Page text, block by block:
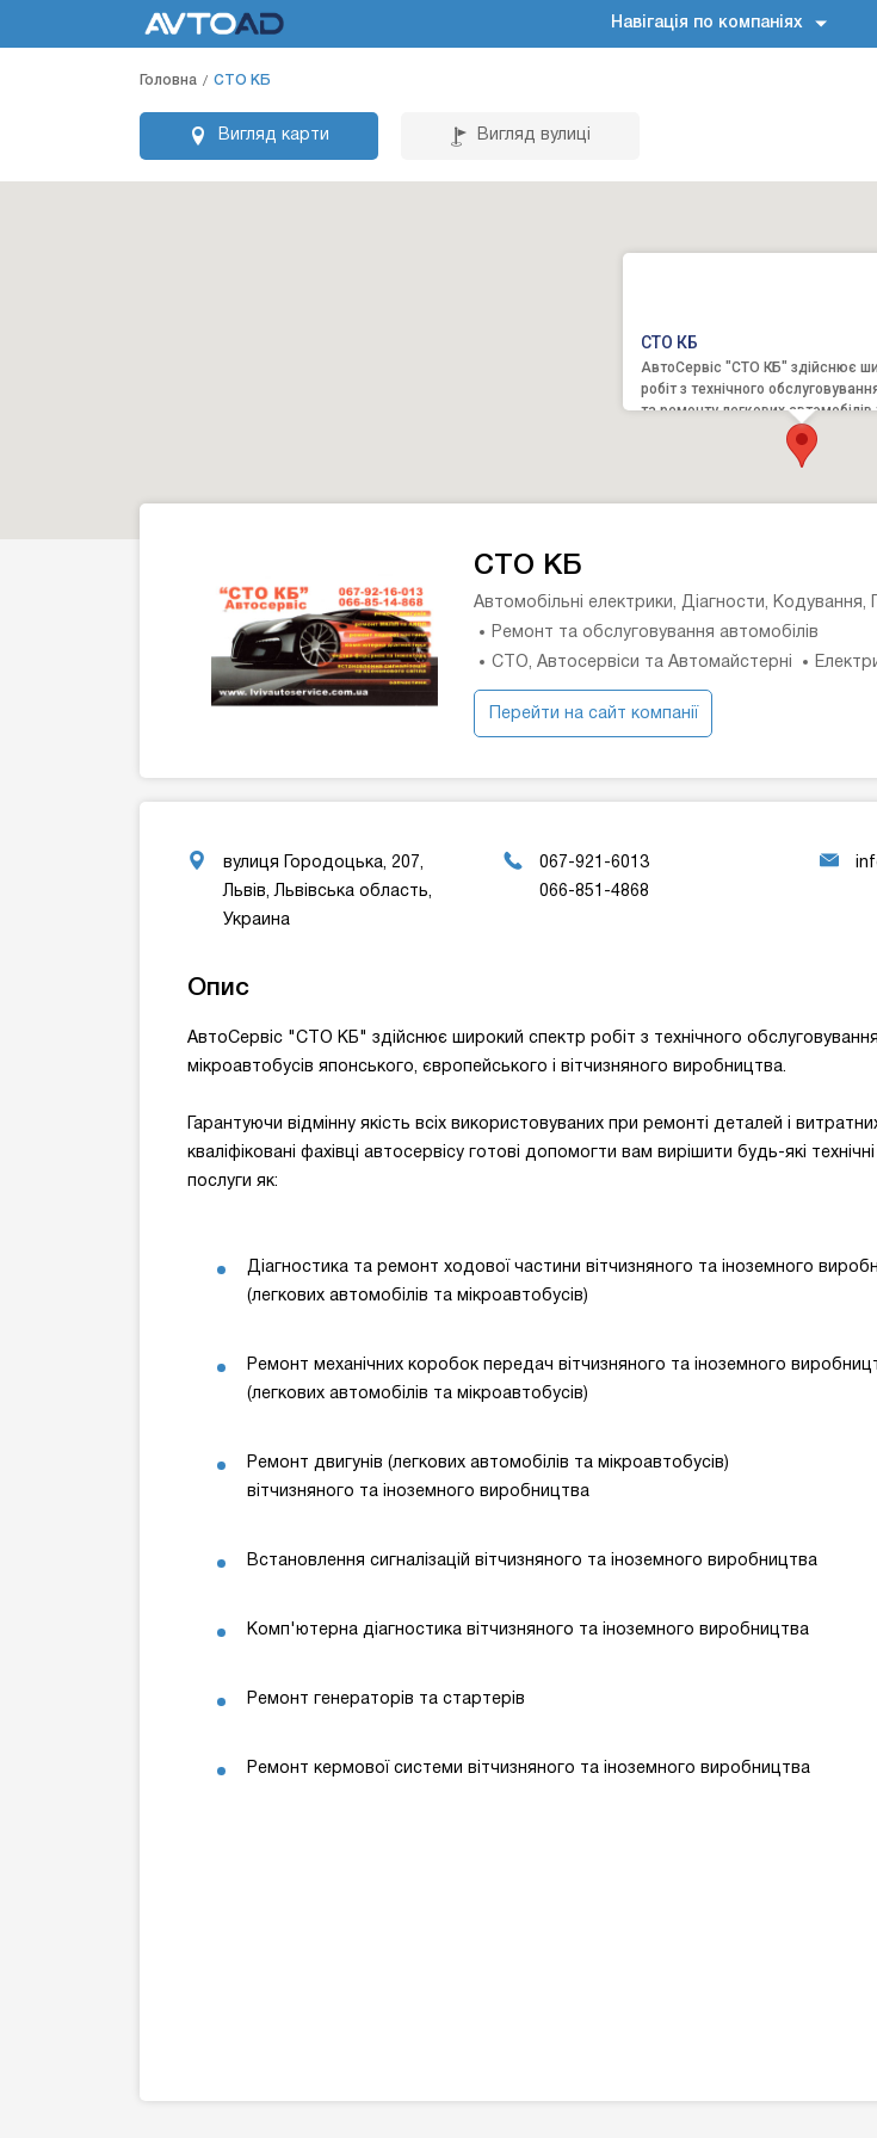
Навігація по компаніях
Головна СТО КБ
Вигляд карти Вигляд вулиці
СТО КБ
АвтоСервіс "СТО КБ" здійснює
робіт з технічного
та ремонту легкових автомобілів
мікроавтобусів японсь...
СТО КБ
Автомобільні електрики, Діагности, Кодування,
Ремонт та обслуговування автомобілів
СТО, Автосервіси та Автомайстерні
Перейти на сайт компанії
вулиця Городоцька, 207,
Львів, Львівська область,
Украина
067-921-6013
066-851-4868
Опис
АвтоСервіс "СТО КБ" здійснює широкий спектр робіт з технічного
мікроавтобусів японського, європейського і вітчизняного виробництва.
Гарантуючи відмінну якість всіх використовуваних при ремонті деталей і
кваліфіковані фахівці автосервісу готові допомогти вам вирішити будь-які
послуги як:
Діагностика та ремонт ходової частини вітчизняного та іноземного
(легкових автомобілів та мікроавтобусів)
Ремонт механічних коробок передач вітчизняного та іноземного
(легкових автомобілів та мікроавтобусів)
Ремонт двигунів (легкових автомобілів та мікроавтобусів)
вітчизняного та іноземного виробництва
Встановлення сигналізацій вітчизняного та іноземного виробництва
Комп'ютерна діагностика вітчизняного та іноземного виробництва
Ремонт генераторів та стартерів
Ремонт кермової системи вітчизняного та іноземного виробництва